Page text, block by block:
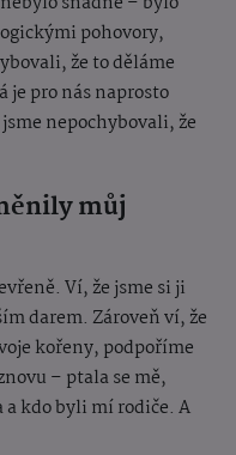
pohovory,
že to děláme
je pro nás naprosto
nepochybovali, že
můj
Ví, že jsme si ji
darem. Zároveň ví, že
kořeny, podpoříme
– ptala se mě,
kdo byli mí rodiče. A